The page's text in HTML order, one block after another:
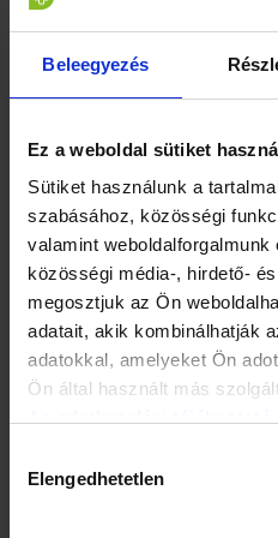
Beleegyezés
Ez a weboldal sütiket
Sütiket használunk a
szabásához, közösségi
valamint
közösségi média-, hirdető-
megosztjuk az Ön
adatait, akik kombinálhatják
adatokkal, amelyeket Ön
Ön által használt más
kiválasztása
Elengedhetetlen
családtagjaik iránti
ezért a szeretteikkel
drámaian hat rájuk. A
azzal hívják fel vezetékes
keletjük van mostanság a régi
unokájukat (olykor más
valamilyen baj érte. A
balesetet szenvedett az
lett, lerobbant a kocsija –,
állandóan változik a mese, a
amiért már el is indult valaki,
ami csak otthon van.